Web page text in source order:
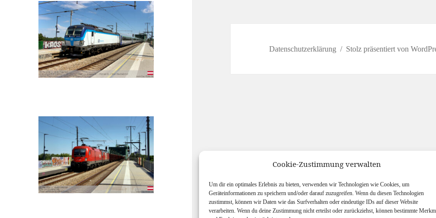
Cookie-Zustimmung verwalten
Um dir ein optimales Erlebnis zu bieten, verwenden wir Technologien wie Cookies, um
Geräteinformationen zu speichern und/oder darauf zuzugreifen. Wenn du diesen Technologien
zustimmst, können wir Daten wie das Surfverhalten oder eindeutige IDs auf dieser Website
verarbeiten. Wenn du deine Zustimmung nicht erteilst oder zurückziehst, können bestimmte
Datenschutzerklärung Stolz präsentiert von